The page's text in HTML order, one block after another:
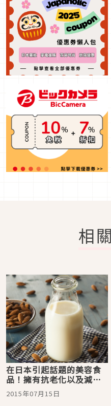
相
在日本引起話題的美容食
品！擁有抗老化以及減肥
效果的杏仁奶，是高評價
的美容飲品
2015年07月15日